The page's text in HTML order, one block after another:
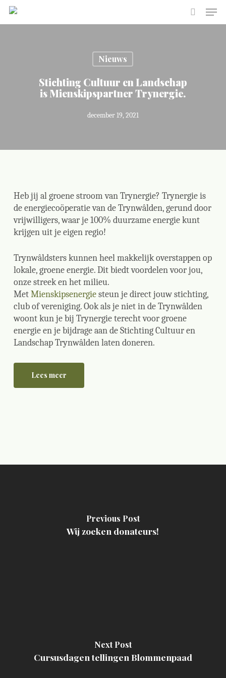
Skip
search
Nieuws
Stichting Cultuur en Landschap
is Mienskipspartner Trynergie.
december 19, 2021
Heb jij al groene stroom van Trynergie? Trynergie is
de energiecoöperatie van de Trynwâlden, gerund door
vrijwilligers, waar je 100% duurzame energie kunt
krijgen uit je eigen regio!
Trynwâldsters kunnen heel makkelijk overstappen op
lokale, groene energie. Dit biedt voordelen voor jou,
onze streek en het milieu.
MetMienskipsenergiesteun je direct jouw stichting,
club of vereniging. Ook als je niet in de Trynwâlden
woont kun je bij Trynergie terecht voor groene
energie en je bijdrage aan de Stichting Cultuur en
Landschap Trynwâlden laten doneren.
Lees meer
Previous Post
Wij zoeken donateurs!
Next Post
Cursusdagen tellingen Blommenpaad